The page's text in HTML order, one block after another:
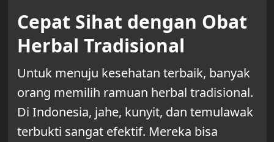
Cepat Sihat dengan Obat
Herbal Tradisional
Untuk menuju kesehatan terbaik, banyak
orang memilih ramuan herbal tradisional.
Di Indonesia, jahe, kunyit, dan temulawak
terbukti sangat efektif. Mereka bisa